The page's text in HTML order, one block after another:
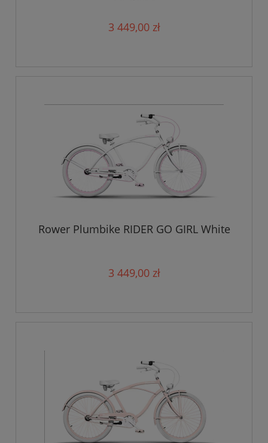
3 449,00 zł
Rower Plumbike RIDER GO GIRL White
3 449,00 zł